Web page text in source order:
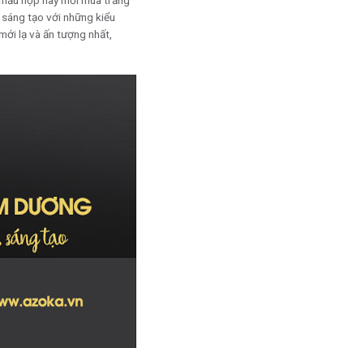
tạo với những kiểu
lạ và ấn tượng nhất,